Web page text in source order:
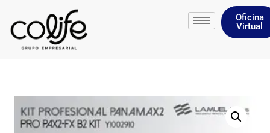
Oficina
Virtual